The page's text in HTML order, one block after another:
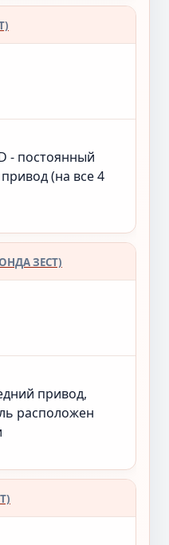
- постоянный
(на все 4
ЗЕСТ)
привод,
расположен